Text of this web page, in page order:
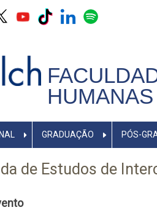
GRADUAÇÃO PÓS-
de Estudos de